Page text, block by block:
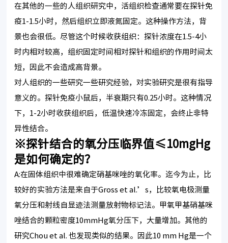
在其他的一些的人组织研究中，活组织检查通常要在探针免
疫1-1.5小时，然后组织立即液氮固定。这种操作方法，背
景也会很低。尽管这个时候收获组织：探针浓度在1.5-4小
时内相对较高，组织固定时间相对探针和组织的作用时间太
短，因此不会造成高背景。
对人组织的一些研究一些研究经验，对实验研究是很有指导
意义的。探针免疫小鼠后，半衰期只有0.25小时。这种情况
下，1-2小时收获组织后，低温快速冷冻固定，会终止非特
异性结合。
※探针结合的氧分压临界值≤10mgHg
是如何确定的？
A:在固体组织中很难确定硝基咪唑的氧化率。迄今为止，比
较好的实验方法是来自于Gross et al.’s，比较氧电极测量
氧分压和射线自显迹法测量放射物标记法。甲氧甲基硝基咪
唑结合的颗粒密度10mmHg氧分压下，大量增加。其他的
研究Chou et al. 也发现类似的结果。因此10 mm Hg是一个